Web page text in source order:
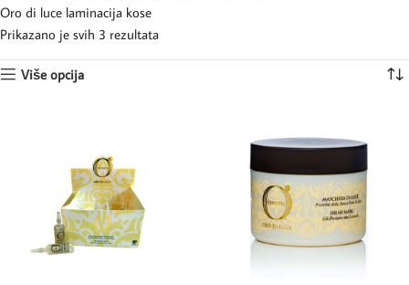
Oro di luce laminacija kose
Prikazano je svih 3 rezultata
Više opcija